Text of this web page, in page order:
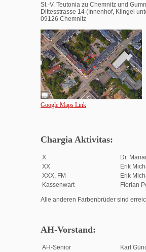
St.-V. Teutonia zu Chemnitz und
Dittesstrasse 14 (Innenhof, Klingel
09126 Chemnitz
Google Maps Link
Chargia Aktivitas:
X Dr.
XX
Erik
XXX, FM
Erik
Kassenwart
Florian
Alle anderen Farbenbrüder sind
AH-Vorstand:
AH-Senior Karl